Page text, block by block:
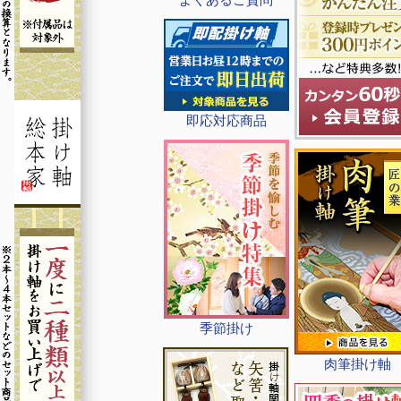
即応対応商品
季節掛け
肉筆掛け軸